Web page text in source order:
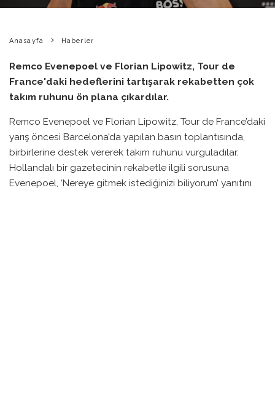
Anasayfa Haberler
Remco Evenepoel ve Florian Lipowitz, Tour de
France'daki hedeflerini tartışarak rekabetten çok
takım ruhunu ön plana çıkardılar.
Remco Evenepoel ve Florian Lipowitz, Tour de France’daki
yarış öncesi Barcelona’da yapılan basın toplantısında,
birbirlerine destek vererek takım ruhunu vurguladılar.
Hollandalı bir gazetecinin rekabetle ilgili sorusuna
Evenepoel, ‘Nereye gitmek istediğinizi biliyorum’ yanıtını